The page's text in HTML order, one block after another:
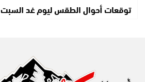
توقعات أحوال الطقس ليوم غد السبت